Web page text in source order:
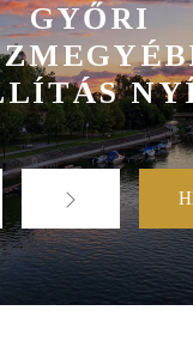
GYŐRI